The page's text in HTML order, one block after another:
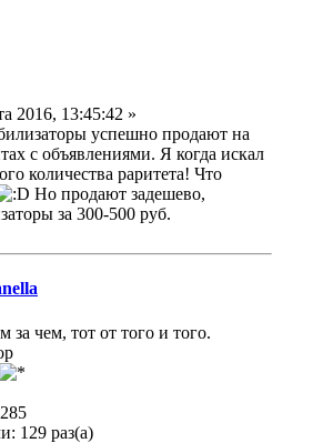
2016, 13:45:42 »
успешно продают на
с объявлениями. Я когда искал
количества раритета! Что
Но продают задешево,
за 300-500 руб.
за чем, тот от того и того.
129 раз(а)